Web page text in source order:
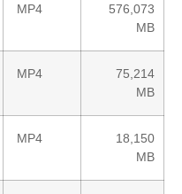
MP4
576,073
MB
MP4
75,214
MB
MP4
18,150
MB